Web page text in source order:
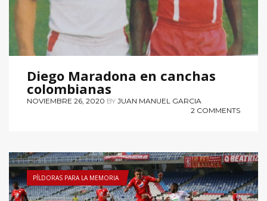
Diego Maradona en canchas
colombianas
NOVIEMBRE 26, 2020 BY JUAN MANUEL GARCIA
2 COMMENTS
PÍLDORAS PARA LA MEMORIA